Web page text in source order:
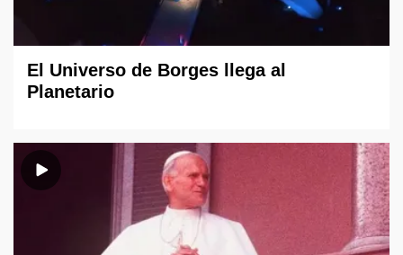
El Universo de Borges llega al
Planetario